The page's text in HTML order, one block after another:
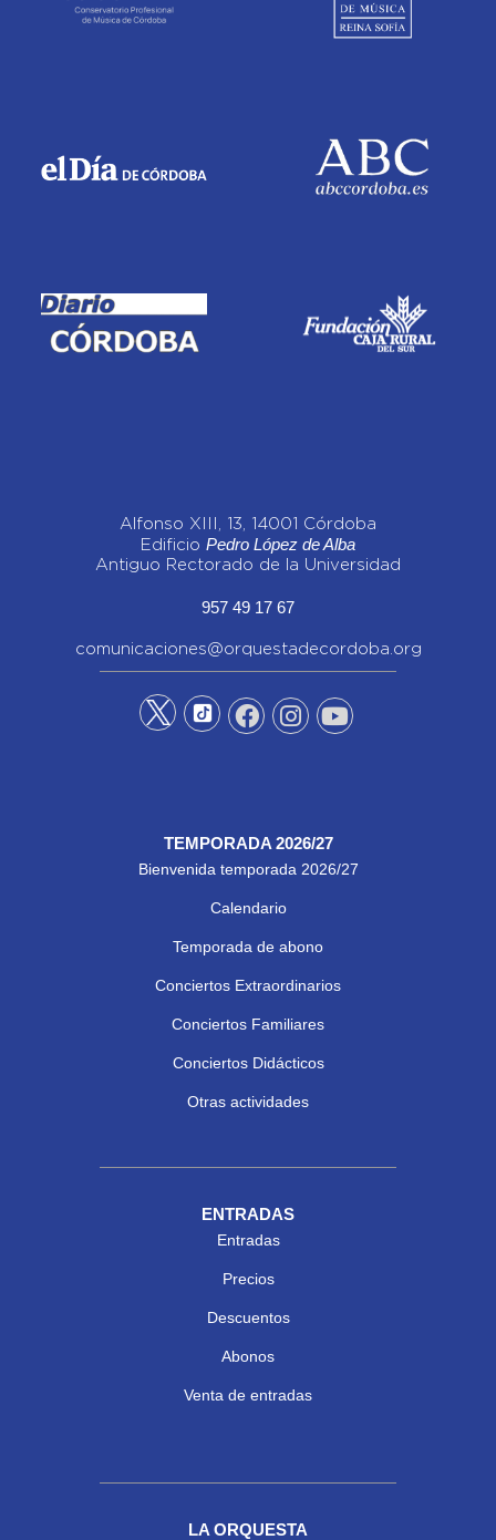
Alfonso XIII, 13, 14001 Córdoba
Edificio Pedro López de Alba
Antiguo Rectorado de la Universidad
957 49 17 67
comunicaciones@orquestadecordoba.org
TEMPORADA 2026/27
Bienvenida temporada 2026/27
Calendario
Temporada de abono
Conciertos Extraordinarios
Conciertos Familiares
Conciertos Didácticos
Otras actividades
ENTRADAS
Entradas
Precios
Descuentos
Abonos
Venta de entradas
LA ORQUESTA